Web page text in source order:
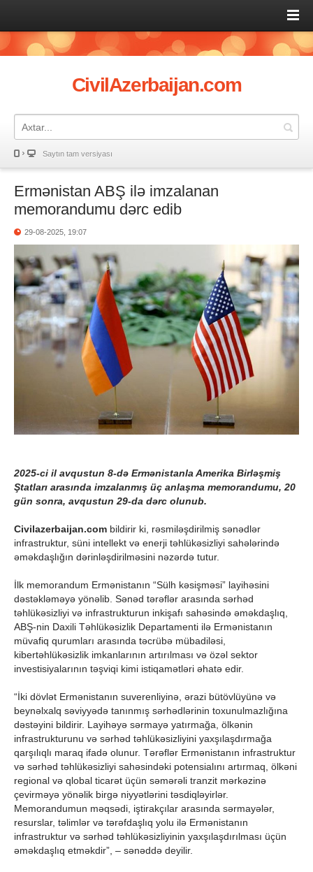
CivilAzerbaijan.com
Saytın tam versiyası
Ermənistan ABŞ ilə imzalanan
memorandumu dərc edib
29-08-2025, 19:07
2025-ci il avqustun 8-də Ermənistanla Amerika Birləşmiş
Ştatları arasında imzalanmış üç anlaşma memorandumu, 20
gün sonra, avqustun 29-da dərc olunub.
Civilazerbaijan.com bildirir ki, rəsmiləşdirilmiş sənədlər
infrastruktur, süni intellekt və enerji təhlükəsizliyi sahələrində
əməkdaşlığın dərinləşdirilməsini nəzərdə tutur.
İlk memorandum Ermənistanın “Sülh kəsişməsi” layihəsini
dəstəkləməyə yönəlib. Sənəd tərəflər arasında sərhəd
təhlükəsizliyi və infrastrukturun inkişafı sahəsində əməkdaşlıq,
ABŞ-nin Daxili Təhlükəsizlik Departamenti ilə Ermənistanın
müvafiq qurumları arasında təcrübə mübadiləsi,
kibertəhlükəsizlik imkanlarının artırılması və özəl sektor
investisiyalarının təşviqi kimi istiqamətləri əhatə edir.
“İki dövlət Ermənistanın suverenliyinə, ərazi bütövlüyünə və
beynəlxalq səviyyədə tanınmış sərhədlərinin toxunulmazlığına
dəstəyini bildirir. Layihəyə sərmayə yatırmağa, ölkənin
infrastrukturunu və sərhəd təhlükəsizliyini yaxşılaşdırmağa
qarşılıqlı maraq ifadə olunur. Tərəflər Ermənistanın infrastruktur
və sərhəd təhlükəsizliyi sahəsindəki potensialını artırmaq, ölkəni
regional və qlobal ticarət üçün səmərəli tranzit mərkəzinə
çevirməyə yönəlik birgə niyyətlərini təsdiqləyirlər.
Memorandumun məqsədi, iştirakçılar arasında sərmayələr,
resurslar, təlimlər və tərəfdaşlıq yolu ilə Ermənistanın
infrastruktur və sərhəd təhlükəsizliyinin yaxşılaşdırılması üçün
əməkdaşlıq etməkdir”, – sənəddə deyilir.